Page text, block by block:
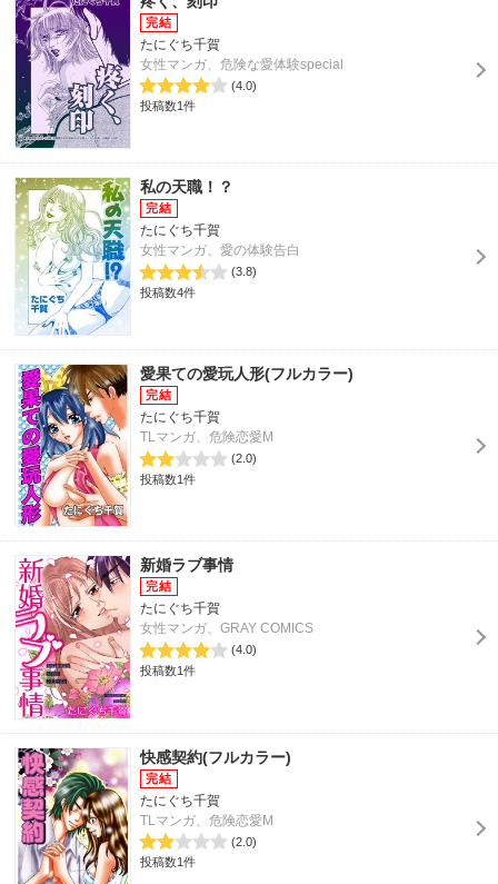
たにぐち千賀
女性マンガ、危険な愛体験special
(4.0)
投稿数1件
私の天職！？
たにぐち千賀
女性マンガ、愛の体験告白
(3.8)
投稿数4件
愛果ての愛玩人形(フルカラー)
たにぐち千賀
TLマンガ、危険恋愛M
(2.0)
投稿数1件
新婚ラブ事情
たにぐち千賀
女性マンガ、GRAY COMICS
(4.0)
投稿数1件
快感契約(フルカラー)
たにぐち千賀
TLマンガ、危険恋愛M
(2.0)
投稿数1件